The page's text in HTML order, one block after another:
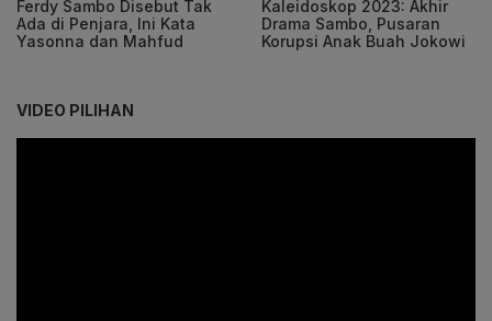
Ferdy Sambo Disebut Tak
Ada di Penjara, Ini Kata
Yasonna dan Mahfud
Kaleidoskop 2023: Akhir
Drama Sambo, Pusaran
Korupsi Anak Buah Jokowi
VIDEO PILIHAN